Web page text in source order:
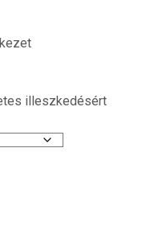
illeszkedésért